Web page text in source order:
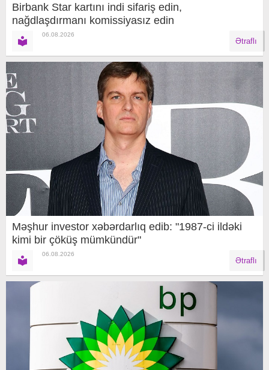
Birbank Star kartını indi sifariş edin,
nağdlaşdırmanı komissiyasız edin
06.08.2026
Ətraflı
Məşhur investor xəbərdarlıq edib: "1987-ci ildəki
kimi bir çöküş mümkündür"
06.08.2026
Ətraflı